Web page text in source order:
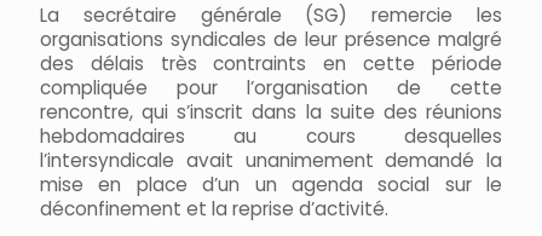
La secrétaire générale (SG) remercie les
organisations syndicales de leur présence malgré
des délais très contraints en cette période
compliquée pour l’organisation de cette
rencontre, qui s’inscrit dans la suite des réunions
hebdomadaires au cours desquelles
l’intersyndicale avait unanimement demandé la
mise en place d’un un agenda social sur le
déconfinement et la reprise d’activité.